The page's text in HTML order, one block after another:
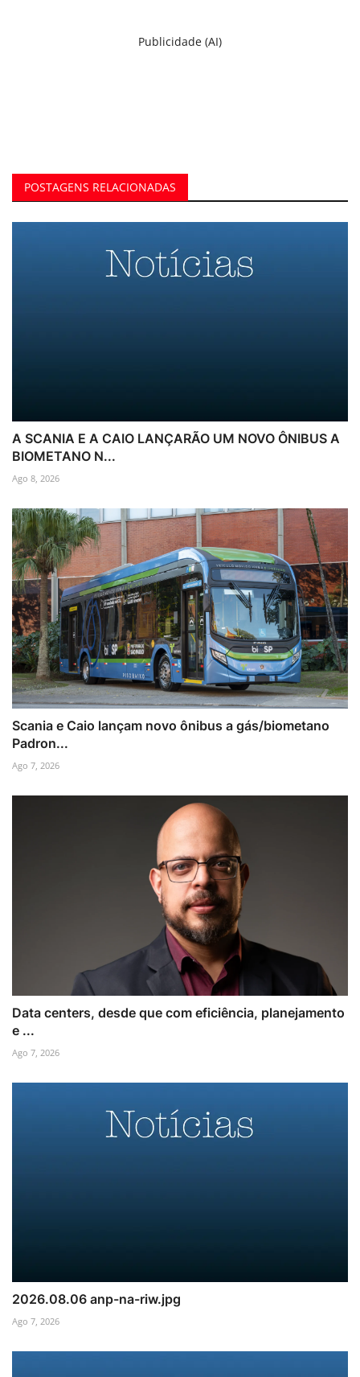
Publicidade (AI)
POSTAGENS RELACIONADAS
A SCANIA E A CAIO LANÇARÃO UM NOVO ÔNIBUS A
BIOMETANO N...
Ago 8, 2026
Scania e Caio lançam novo ônibus a gás/biometano
Padron...
Ago 7, 2026
Data centers, desde que com eficiência, planejamento
e ...
Ago 7, 2026
2026.08.06 anp-na-riw.jpg
Ago 7, 2026